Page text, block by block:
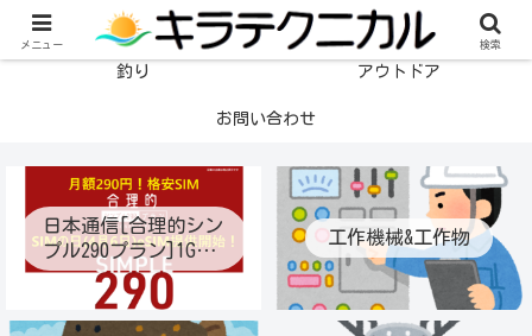
格安SIM 工作機械&工作物
釣り アウトドア
お問い合わせ
日本通信[合理的シン
プル290プラン]1GB月
額290円！ライトユー
ザー待望の最適プラ
ン登場！プラン変更
工作機械&工作物
メニュー 検索